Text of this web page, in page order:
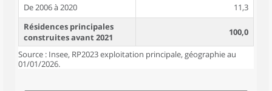
De 2006 à 2020
11,3
Résidences principales
construites avant 2021
100,0
Source : Insee, RP2023 exploitation principale, géographie au
01/01/2026.